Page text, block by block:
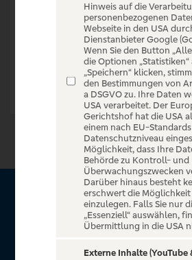
Zur Startseite
Über VR Entertain
für alle Kunden der Volksbanken
Hinweis auf die
personenbezogenen
Webseite in den USA
Dienstanbieter Google
Wenn Sie den Button
die Optionen
„Speichern“ klicken,
den Bestimmungen von
a DSGVO zu. Ihre Daten
USA verarbeitet. Der
Gerichtshof hat die USA
einem nach EU-
Datenschutzniveau
Möglichkeit, dass Ihre
Behörde zu Kontroll- und
Überwachungszwecken
Darüber hinaus besteht
erschwert die
einzulegen. Falls Sie nur
„Essenziell“ auswählen,
Übermittlung in die USA
Externe Inhalte (YouTube